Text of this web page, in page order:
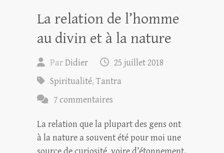
La relation de l’homme
au divin et à la nature
ParDidier
25 juillet 2018
Spiritualité,Tantra
7 commentaires
La relation que la plupart des gens ont
à la nature a souvent été pour moi une